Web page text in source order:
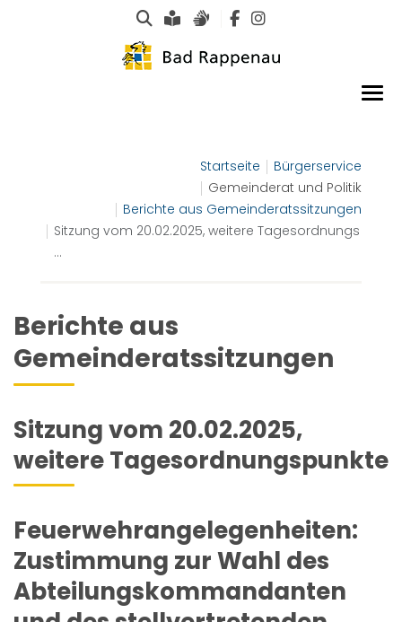
Suche
Leichte Sprache
Gebärdensprachen
Startseite
Bürgerservice
Gemeinderat und Politik
Berichte aus Gemeinderatssitzungen
Sitzung vom 20.02.2025, weitere Tagesordnungs
...
Berichte aus
Gemeinderatssitzungen
Sitzung vom 20.02.2025,
weitere Tagesordnungspunkte
Feuerwehrangelegenheiten:
Zustimmung zur Wahl des
Abteilungskommandanten